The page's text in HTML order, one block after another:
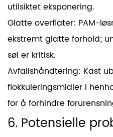
utilsiktet eksponering.
Glatte overflater: PAM-
ekstremt glatte forhold;
søl er kritisk.
Avfallshåndtering: Kast
flokkuleringsmidler i
for å forhindre
6. Potensielle